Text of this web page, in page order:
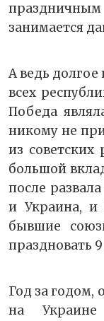
занимается
А ведь
всех
Победа
никому не
из советских
большой
после
и Украина, и
бывшие
праздновать
Год за годом,
на Украине